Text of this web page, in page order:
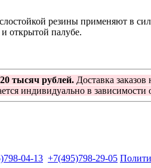
резины применяют в
открытой палубе.
тысяч рублей. Доставка
индивидуально в зависимости
04-13 +7(495)798-29-05